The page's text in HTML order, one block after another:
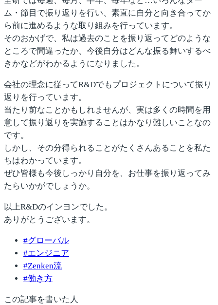
ム・節目で振り返りを行い、素直に自分と向き合ってか
ら前に進めるような取り組みを行っています。
そのおかげで、私は過去のことを振り返ってどのような
ところで間違ったか、今後自分はどんな振る舞いするべ
きかなどがわかるようになりました。
会社の理念に従ってR&Dでもプロジェクトについて振り
返りを行っています。
当たり前なことかもしれませんが、実は多くの時間を用
意して振り返りを実施することはかなり難しいこと なの
です。
しかし、 その分得られることがたくさんある ことを私た
ちはわかっています。
ぜひ皆様も今後しっかり自分を、お仕事を振り返ってみ
たらいかがでしょうか。
以上R&Dのインヨンでした。
ありがとうございます。
#グローバル
#エンジニア
#Zenken流
#働き方
この記事を書いた人